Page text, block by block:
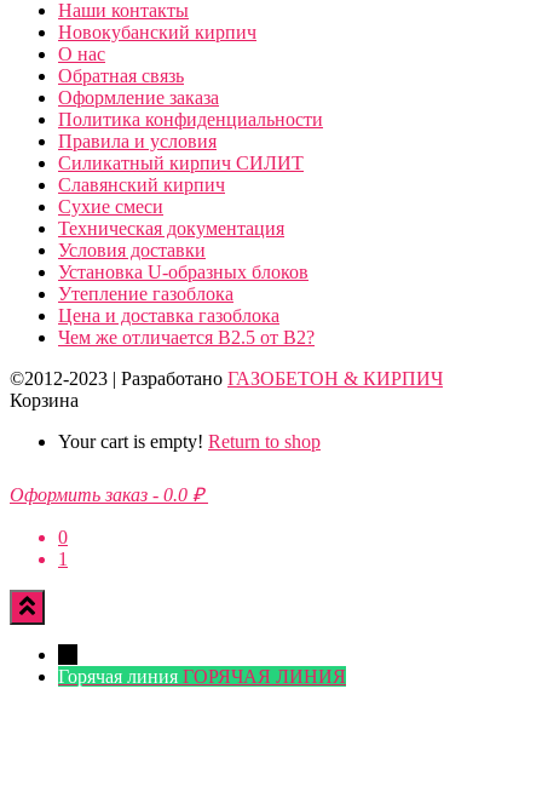
Наши контакты
Новокубанский кирпич
О нас
Обратная связь
Оформление заказа
Политика конфиденциальности
Правила и условия
Силикатный кирпич СИЛИТ
Славянский кирпич
Сухие смеси
Техническая документация
Условия доставки
Установка U-образных блоков
Утепление газоблока
Цена и доставка газоблока
Чем же отличается B2.5 от B2?
©2012-2023 | Разработано ГАЗОБЕТОН & КИРПИЧ
Корзина
Your cart is empty! Return to shop
Оформить заказ - 0.0 ₽
0
1
Горячая линия ГОРЯЧАЯ ЛИНИЯ